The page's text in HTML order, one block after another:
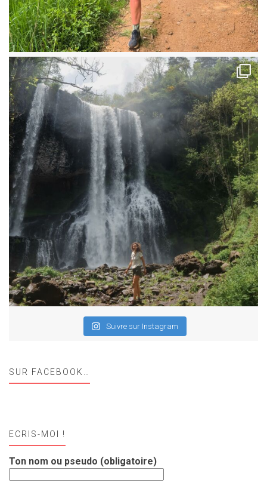
Suivre sur Instagram
SUR FACEBOOK…
ECRIS-MOI !
Ton nom ou pseudo (obligatoire)